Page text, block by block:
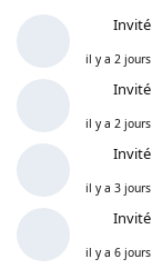
Invité
il y a 2 jours
Invité
il y a 2 jours
Invité
il y a 3 jours
Invité
il y a 6 jours